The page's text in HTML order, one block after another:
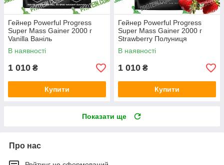
Гейнер Powerful Progress
Super Mass Gainer 2000 г
Vanilla Ваніль
В наявності
1 010 ₴
Купити
Гейнер Powerful Progress
Super Mass Gainer 2000 г
Strawberry Полуниця
В наявності
1 010 ₴
Купити
Показати ще
Про нас